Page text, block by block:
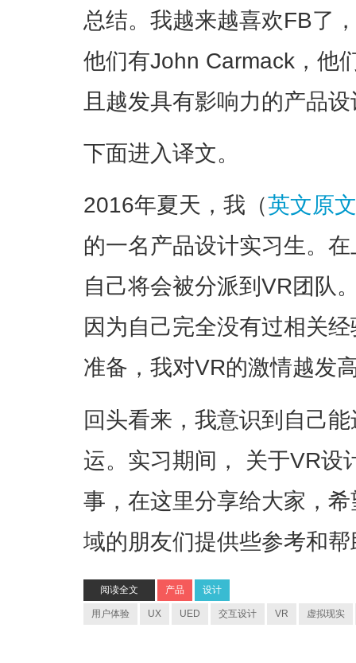
总结。我越来越喜欢FB了
他们有John Carmack，他
且越发具有影响力的产品
下面进入译文。
2016年夏天，我（英文原文
的一名产品设计实习生。
自己将会被分派到VR团队
因为自己完全没有过相关
准备，我对VR的激情越发
回头看来，我意识到自己
运。实习期间， 关于VR设
事，在这里分享给大家，
域的朋友们提供些参考和帮
阅读全文 产品 设计
用户体验 UX UED 交互设计 VR 虚拟现实